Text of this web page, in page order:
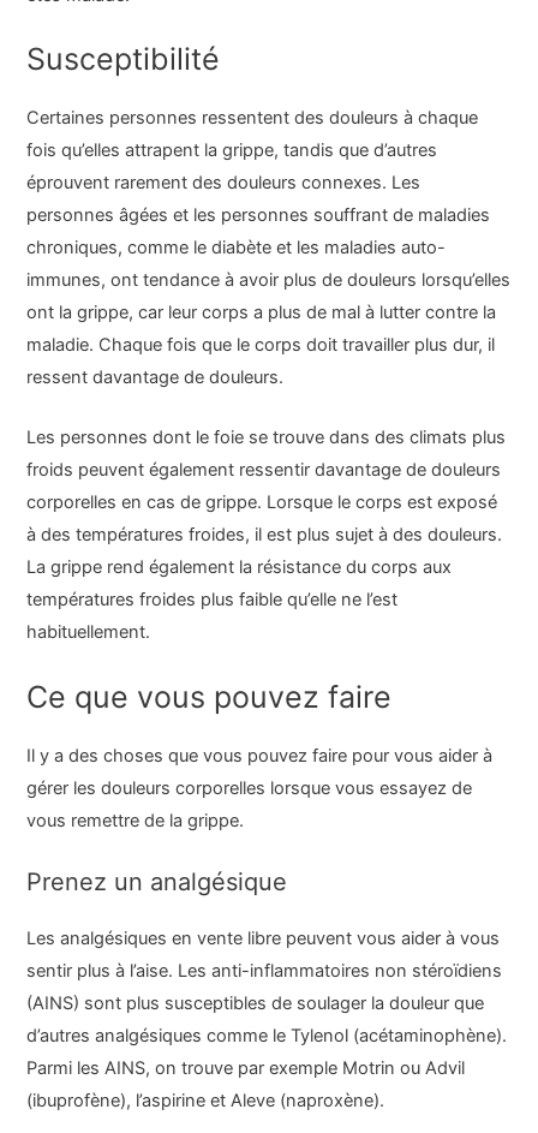
Susceptibilité
Certaines personnes ressentent des douleurs à chaque
fois qu’elles attrapent la grippe, tandis que d’autres
éprouvent rarement des douleurs connexes. Les
personnes âgées et les personnes souffrant de maladies
chroniques, comme le diabète et les maladies auto-
immunes, ont tendance à avoir plus de douleurs lorsqu’elles
ont la grippe, car leur corps a plus de mal à lutter contre la
maladie. Chaque fois que le corps doit travailler plus dur, il
ressent davantage de douleurs.
Les personnes dont le foie se trouve dans des climats plus
froids peuvent également ressentir davantage de douleurs
corporelles en cas de grippe. Lorsque le corps est exposé
à des températures froides, il est plus sujet à des douleurs.
La grippe rend également la résistance du corps aux
températures froides plus faible qu’elle ne l’est
habituellement.
Ce que vous pouvez faire
Il y a des choses que vous pouvez faire pour vous aider à
gérer les douleurs corporelles lorsque vous essayez de
vous remettre de la grippe.
Prenez un analgésique
Les analgésiques en vente libre peuvent vous aider à vous
sentir plus à l’aise. Les anti-inflammatoires non stéroïdiens
(AINS) sont plus susceptibles de soulager la douleur que
d’autres analgésiques comme le Tylenol (acétaminophène).
Parmi les AINS, on trouve par exemple Motrin ou Advil
(ibuprofène), l’aspirine et Aleve (naproxène).